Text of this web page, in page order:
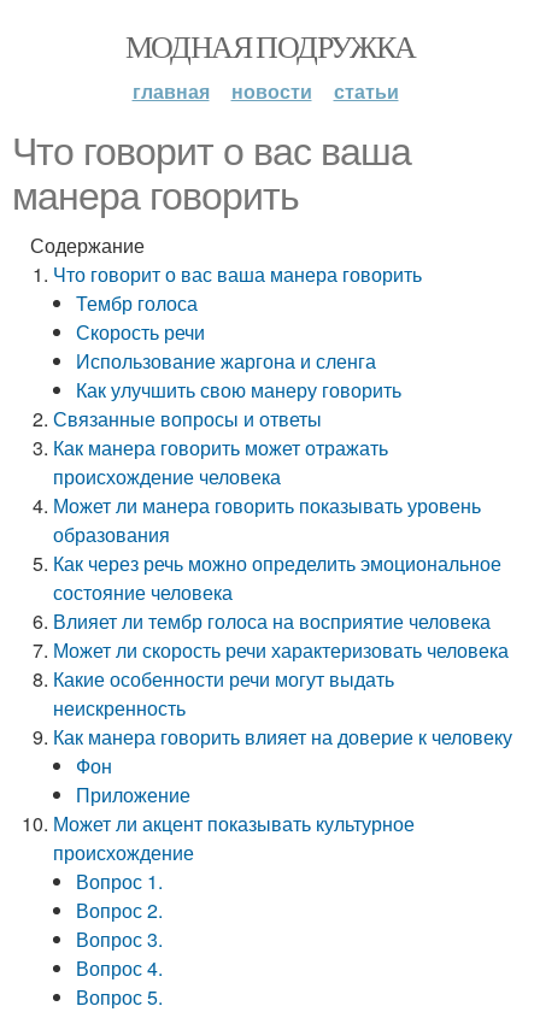
МОДНАЯ ПОДРУЖКА
главная новости статьи
Что говорит о вас ваша
манера говорить
Содержание
Что говорит о вас ваша манера говорить
Тембр голоса
Скорость речи
Использование жаргона и сленга
Как улучшить свою манеру говорить
Связанные вопросы и ответы
Как манера говорить может отражать
происхождение человека
Может ли манера говорить показывать уровень
образования
Как через речь можно определить эмоциональное
состояние человека
Влияет ли тембр голоса на восприятие человека
Может ли скорость речи характеризовать человека
Какие особенности речи могут выдать
неискренность
Как манера говорить влияет на доверие к человеку
Фон
Приложение
Может ли акцент показывать культурное
происхождение
Вопрос 1.
Вопрос 2.
Вопрос 3.
Вопрос 4.
Вопрос 5.